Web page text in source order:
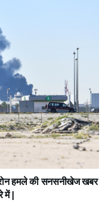
हमले की सनसनीखेज खबर
में |